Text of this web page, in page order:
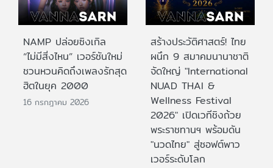
NAMP ปล่อยซิงเกิล
“ไม่มีสิ่งไหน” เวอร์ชันใหม่
ชวนหวนคิดถึงเพลงรักสุด
ฮิตในยุค 2000
16 กรกฎาคม 2026
สร้างประวัติศาสตร์! ไทย
ผนึก 9 สมาคมนานาชาติ
จัดใหญ่ "International
NUAD THAI &
Wellness Festival
2026" เปิดเวทีชิงถ้วย
พระราชทานฯ พร้อมดัน
"นวดไทย" สู่ซอฟต์พาว
เวอร์ระดับโลก